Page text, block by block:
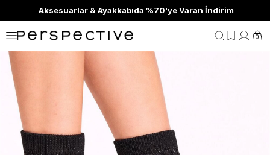
Aksesuarlar & Ayakkabıda %70'ye Varan İndirim
0